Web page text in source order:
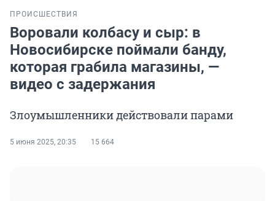
ПРОИСШЕСТВИЯ
Воровали колбасу и сыр: в
Новосибирске поймали банду,
которая грабила магазины, —
видео с задержания
Злоумышленники действовали парами
5 июня 2025, 20:35 15 664